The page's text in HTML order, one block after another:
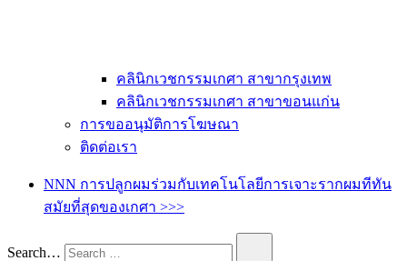
คลินิกเวชกรรมเกศา สาขากรุงเทพ
คลินิกเวชกรรมเกศา สาขาขอนแก่น
การขออนุมัติการโฆษณา
ติดต่อเรา
NNN การปลูกผมร่วมกับเทคโนโลยีการเจาะรากผมทีทัน
สมัยที่สุดของเกศา >>>
Search…